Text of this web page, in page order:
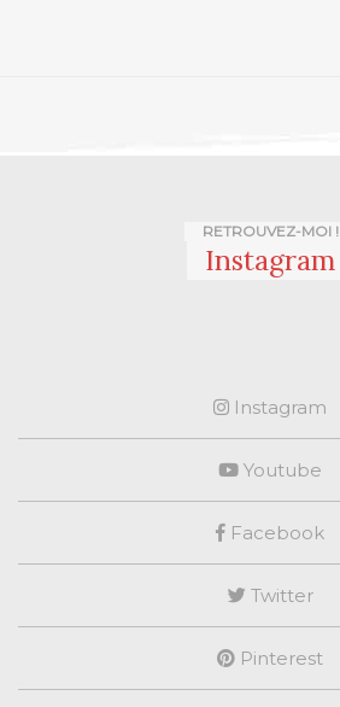
RETROUVEZ-MOI !
Instagram
Instagram
Youtube
Facebook
Twitter
Pinterest